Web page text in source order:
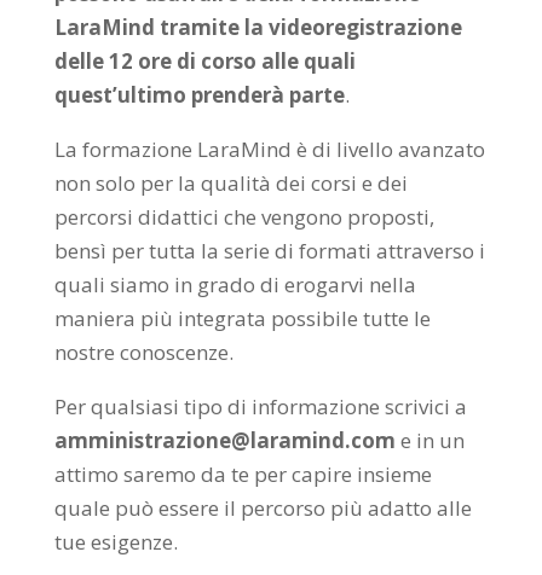
LaraMind tramite la videoregistrazione
delle 12 ore di corso alle quali
quest’ultimo prenderà parte.
La formazione LaraMind è di livello avanzato
non solo per la qualità dei corsi e dei
percorsi didattici che vengono proposti,
bensì per tutta la serie di formati attraverso i
quali siamo in grado di erogarvi nella
maniera più integrata possibile tutte le
nostre conoscenze.
Per qualsiasi tipo di informazione scrivici a
amministrazione@laramind.com e in un
attimo saremo da te per capire insieme
quale può essere il percorso più adatto alle
tue esigenze.